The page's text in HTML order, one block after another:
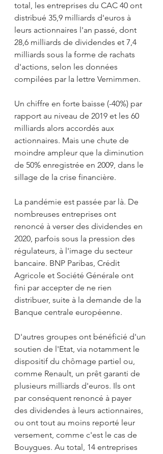
total, les entreprises du CAC 40 ont
distribué 35,9 milliards d'euros à
leurs actionnaires l'an passé, dont
28,6 milliards de dividendes et 7,4
milliards sous la forme de rachats
d'actions, selon les données
compilées par la lettre Vernimmen.
Un chiffre en forte baisse (-40%) par
rapport au niveau de 2019 et les 60
milliards alors accordés aux
actionnaires. Mais une chute de
moindre ampleur que la diminution
de 50% enregistrée en 2009, dans le
sillage de la crise financière.
La pandémie est passée par là. De
nombreuses entreprises ont
renoncé à verser des dividendes en
2020, parfois sous la pression des
régulateurs, à l'image du secteur
bancaire. BNP Paribas, Crédit
Agricole et Société Générale ont
fini par accepter de ne rien
distribuer, suite à la demande de la
Banque centrale européenne.
D'autres groupes ont bénéficié d'un
soutien de l'Etat, via notamment le
dispositif du chômage partiel ou,
comme Renault, un prêt garanti de
plusieurs milliards d'euros. Ils ont
par conséquent renoncé à payer
des dividendes à leurs actionnaires,
ou ont tout au moins reporté leur
versement, comme c'est le cas de
Bouygues. Au total, 14 entreprises